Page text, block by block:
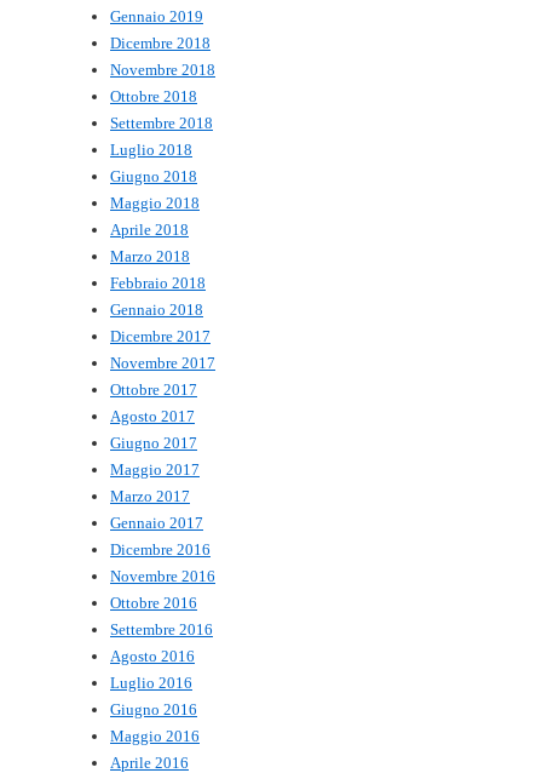
Gennaio 2019
Dicembre 2018
Novembre 2018
Ottobre 2018
Settembre 2018
Luglio 2018
Giugno 2018
Maggio 2018
Aprile 2018
Marzo 2018
Febbraio 2018
Gennaio 2018
Dicembre 2017
Novembre 2017
Ottobre 2017
Agosto 2017
Giugno 2017
Maggio 2017
Marzo 2017
Gennaio 2017
Dicembre 2016
Novembre 2016
Ottobre 2016
Settembre 2016
Agosto 2016
Luglio 2016
Giugno 2016
Maggio 2016
Aprile 2016